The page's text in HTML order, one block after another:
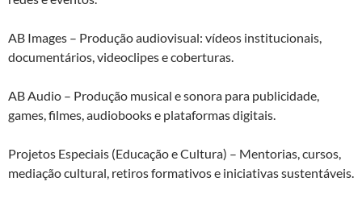
AB Images – Produção audiovisual: vídeos institucionais,
documentários, videoclipes e coberturas.
AB Audio – Produção musical e sonora para publicidade,
games, filmes, audiobooks e plataformas digitais.
Projetos Especiais (Educação e Cultura) – Mentorias, cursos,
mediação cultural, retiros formativos e iniciativas sustentáveis.